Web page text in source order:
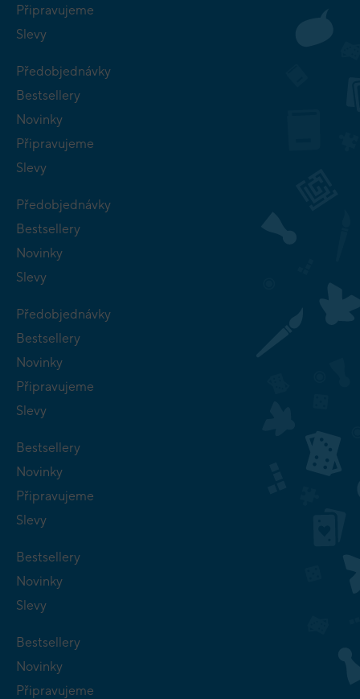
Připravujeme
Slevy
Předobjednávky
Bestsellery
Novinky
Připravujeme
Slevy
Předobjednávky
Bestsellery
Novinky
Slevy
Předobjednávky
Bestsellery
Novinky
Připravujeme
Slevy
Bestsellery
Novinky
Připravujeme
Slevy
Bestsellery
Novinky
Slevy
Bestsellery
Novinky
Připravujeme